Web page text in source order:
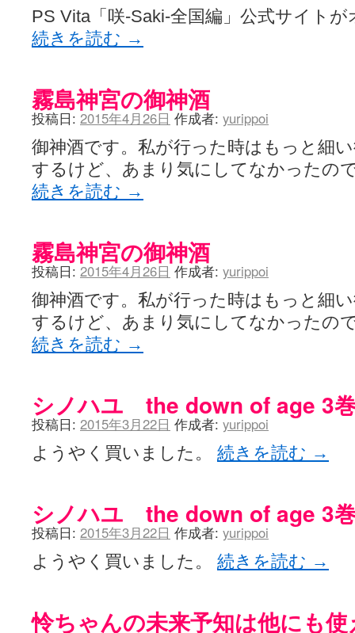
PS Vita「咲-Saki-全国編」公式サイト
続きを読む →
霧島神宮の御神酒
投稿日: 2015年4月26日 作成者: yurippoi
御神酒です。私が行った時はもっと細
するけど、あまり気にしてなかったの
続きを読む →
霧島神宮の御神酒
投稿日: 2015年4月26日 作成者: yurippoi
御神酒です。私が行った時はもっと細
するけど、あまり気にしてなかったの
続きを読む →
シノハユ the down of age 3
投稿日: 2015年3月22日 作成者: yurippoi
ようやく買いました。 続きを読む →
シノハユ the down of age 3
投稿日: 2015年3月22日 作成者: yurippoi
ようやく買いました。 続きを読む →
怜ちゃんの未来予知は他にも